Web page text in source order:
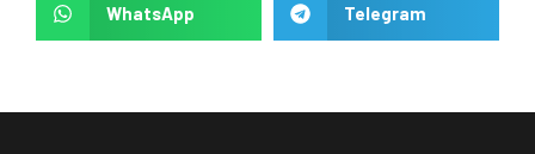
WhatsApp Telegram